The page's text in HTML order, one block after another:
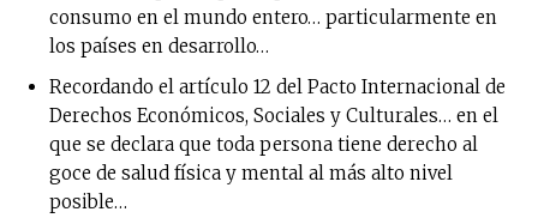
consumo en el mundo entero… particularmente en
los países en desarrollo…
Recordando el artículo 12 del Pacto Internacional de
Derechos Económicos, Sociales y Culturales… en el
que se declara que toda persona tiene derecho al
goce de salud física y mental al más alto nivel
posible…